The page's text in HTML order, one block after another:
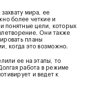
мира, ее
более четкие и
понятные цели, которых
Они также
планы
когда это возможно.
ее на этапы, то
работа в режиме
и ведет к